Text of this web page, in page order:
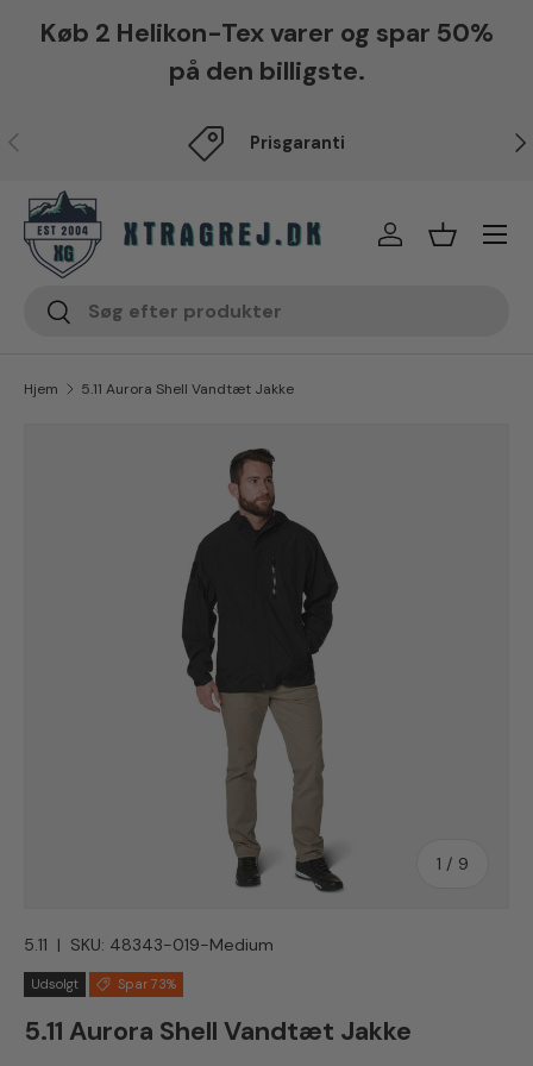
Fortsæt til indhold
Køb 2 Helikon-Tex varer og spar 50%
på den billigste.
Forrige Prisgaranti
Søg
Søg
Log på
Menu
Hjem 5.11 Aurora Shell Vandtæt Jakke
Translation missing:
1 / 9
5.11 | SKU: 48343-019-Medium
Udsolgt Spar 73%
5.11 Aurora Shell Vandtæt Jakke